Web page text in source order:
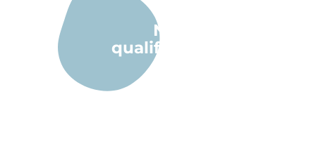
Nos
qualifications